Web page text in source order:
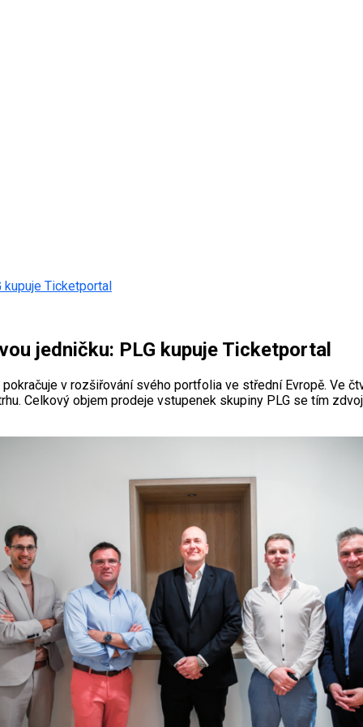
kupuje Ticketportal
jedničku: PLG kupuje Ticketportal
v rozšiřování svého portfolia ve střední Evropě. Ve
Celkový objem prodeje vstupenek skupiny PLG se tím